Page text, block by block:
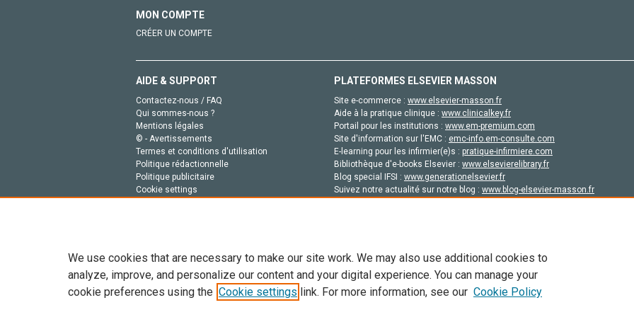
MON COMPTE
CRÉER UN COMPTE
AIDE & SUPPORT
Contactez-nous / FAQ
Qui sommes-nous ?
Mentions légales
© - Avertissements
Termes et conditions d'utilisation
Politique rédactionnelle
Politique publicitaire
Cookie settings
PLATEFORMES ELSEVIER MASSON
Site e-commerce : www.elsevier-masson.fr
Aide à la pratique clinique : www.clinicalkey.fr
Portail pour les institutions : www.em-premium.com
Site d'information sur l'EMC : emc-info.em-consulte.com
E-learning pour les infirmier(e)s : pratique-infirmiere.com
Bibliothèque d'e-books Elsevier : www.elsevierelibrary.fr
Blog special IFSI : www.generationelsevier.fr
Suivez notre actualité sur notre blog : www.blog-elsevier-masson.fr
Tout le contenu de ce site: Copyright © 2026 Elsevier, ses concédants de licence et ses contributeurs. Tout les droits sont réservés,
de données, a la formation en IA et aux technologies similaires. Pour tout contenu en libre accès, les conditions de licence
We use cookies that are necessary to make our site work. We may also use additional cookies to
analyze, improve, and personalize our content and your digital experience. You can manage your
cookie preferences using the Cookie settings link. For more information, see our Cookie Policy